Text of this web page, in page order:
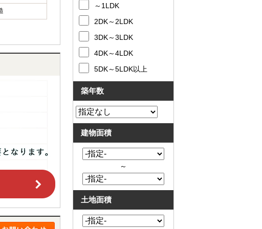
～1LDK
2DK～2LDK
3DK～3LDK
4DK～4LDK
5DK～5LDK以上
築年数
建物面積
～
土地面積